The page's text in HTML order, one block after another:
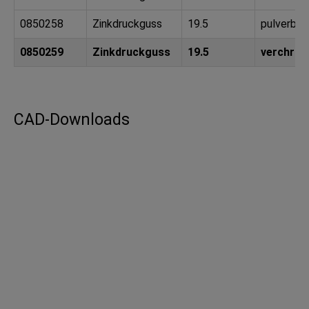
0850258 Zinkdruckguss 19.5
0850259 Zinkdruckguss 19.5
CAD-Downloads